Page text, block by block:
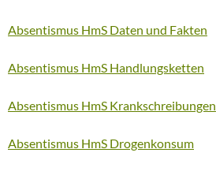
Absentismus HmS Daten und Fakten
Absentismus HmS Handlungsketten
Absentismus HmS Krankschreibungen
Absentismus HmS Drogenkonsum